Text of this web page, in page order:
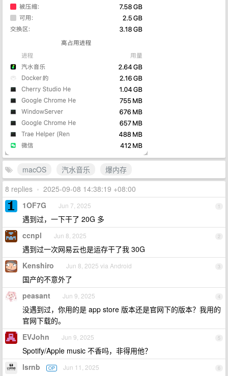
macOS 汽水音乐
爆内存
8 replies • 2025-09-08 14:38:19 +08:00
1
1OF7G Jun 7, 2025
遇到过，一下干了 20G 多
2
ccnpl Jun 8, 2025
遇到过一次网易云也是运存干了我 30G
3
Kenshiro Jun 8, 2025 via Android
国产的不意外了
4
peasant Jun 9, 2025
没遇到过，你用的是 app store 版本还是官网下的版本？我用的
官网下载的。
5
EVJohn Jun 9, 2025
Spotify/Apple music 不香吗，非得用他？
6
lsrnb OP Jun 11, 2025